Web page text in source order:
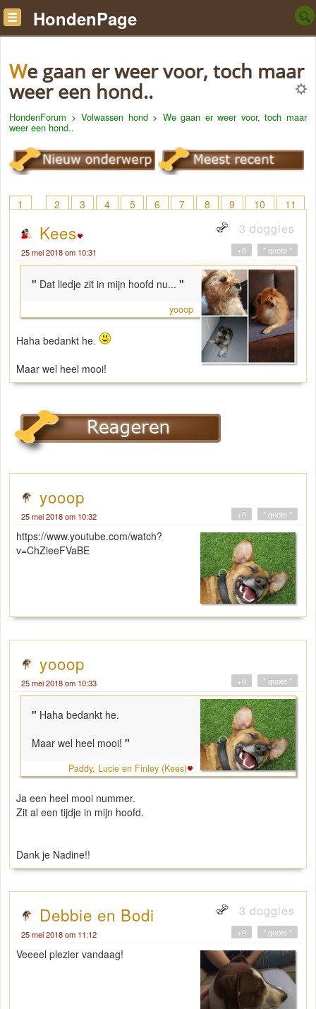
HondenPage
We gaan er weer voor, toch maar
weer een hond..
HondenForum >Volwassen hond> We gaan er weer voor, toch maar
weer een hond..
1 2 3 4 5 6 7 8 9 10
11
Kees 3 doggies
25 mei 2018 om 10:31 " quote "
+0
" Dat liedje zit in mijn hoofd nu... "
yooop
Haha bedankt he.
Maar wel heel mooi!
yooop
25 mei 2018 om 10:32 " quote "
+0
https://www.youtube.com/watch?
v=ChZieeFVaBE
yooop
25 mei 2018 om 10:33 " quote "
+0
" Haha bedankt he.
Maar wel heel mooi! "
Paddy, Lucie en Finley (Kees)
Ja een heel mooi nummer.
Zit al een tijdje in mijn hoofd.
Dank je Nadine!!
Debbie en Bodi 3 doggies
25 mei 2018 om 11:12 " quote "
+0
Veeeel plezier vandaag!